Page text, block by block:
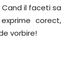
il faceti sa
corect,
vorbire!